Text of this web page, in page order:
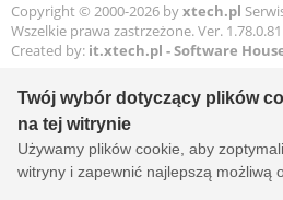
Twój wybór dotyczący plików
na tej witrynie
Używamy plików cookie, aby
witryny i zapewnić najlepszą możliwą
Copyright © 2000-2026 byxtech.pl
Wszelkie prawa zastrzeżone. Ver.
Created by: it.xtech.pl - Software